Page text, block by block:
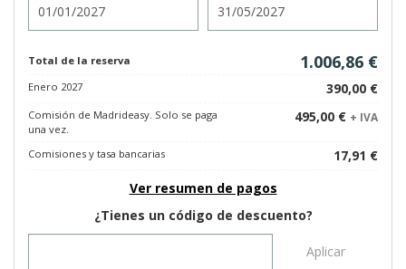
Total de la reserva 1.006,86 €
Enero 2027 390,00 €
Comisión de Madrideasy. Solo se paga
una vez.
495,00 € + IVA
Comisiones y tasa bancarias
17,91 €
Ver resumen de pagos
¿Tienes un código de descuento?
Aplicar